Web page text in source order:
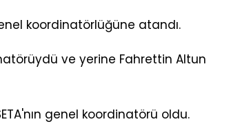
koordinatörlüğüne atandı.
ve yerine Fahrettin Altun
genel koordinatörü oldu.